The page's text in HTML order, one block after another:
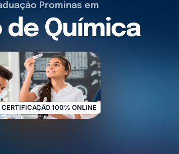
Prominas em
de Química
CERTIFICAÇÃO 100% ONLINE